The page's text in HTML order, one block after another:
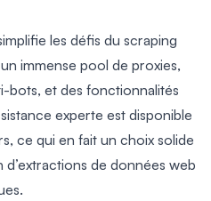
les défis du scraping
immense pool de proxies,
bots, et des fonctionnalités
experte est disponible
ce qui en fait un choix solide
de données web